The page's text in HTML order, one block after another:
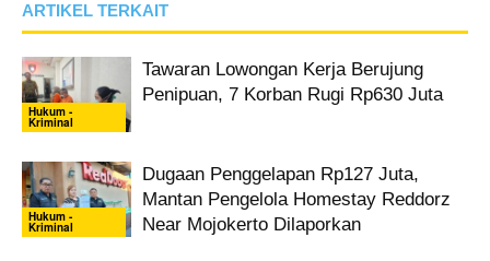
ARTIKEL TERKAIT
Hukum -
Kriminal
Tawaran Lowongan Kerja Berujung
Penipuan, 7 Korban Rugi Rp630 Juta
Hukum -
Kriminal
Dugaan Penggelapan Rp127 Juta,
Mantan Pengelola Homestay Reddorz
Near Mojokerto Dilaporkan